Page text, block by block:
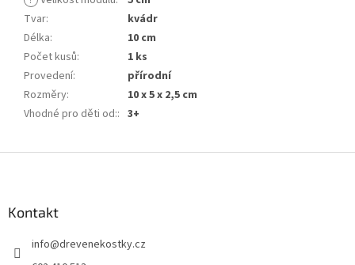
Tvar:
kvádr
Délka:
10 cm
Počet kusů:
1 ks
Provedení:
přírodní
Rozměry:
10 x 5 x 2,5 cm
Vhodné pro děti od:: 3+
Kontakt
info@drevenekostky.cz